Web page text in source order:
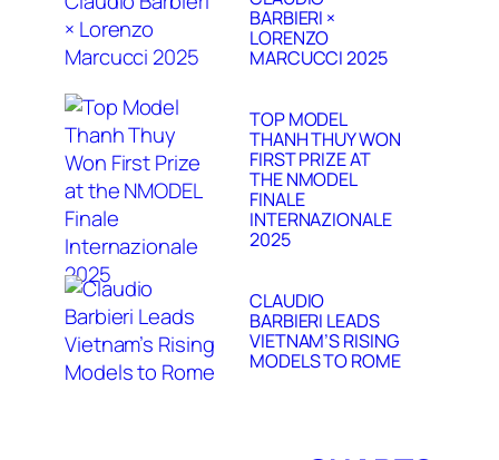
BARBIERI ×
LORENZO
MARCUCCI 2025
TOP MODEL
THANH THUY WON
FIRST PRIZE AT
THE NMODEL
FINALE
INTERNAZIONALE
2025
CLAUDIO
BARBIERI LEADS
VIETNAM’S RISING
MODELS TO ROME